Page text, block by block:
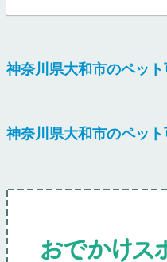
神奈川県大和市のペッ
神奈川県大和市のペッ